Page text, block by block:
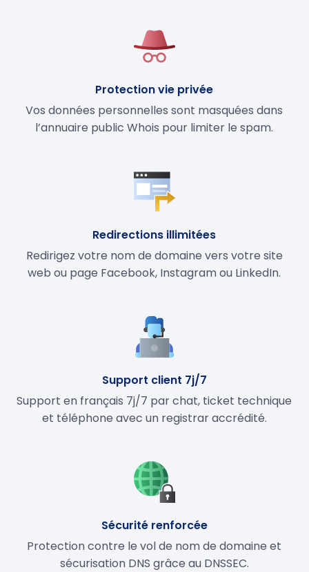
Protection vie privée
Vos données personnelles sont masquées dans
l’annuaire public Whois pour limiter le spam.
Redirections illimitées
Redirigez votre nom de domaine vers votre site
web ou page Facebook, Instagram ou LinkedIn.
Support client 7j/7
Support en français 7j/7 par chat, ticket technique
et téléphone avec un registrar accrédité.
Sécurité renforcée
Protection contre le vol de nom de domaine et
sécurisation DNS grâce au DNSSEC.